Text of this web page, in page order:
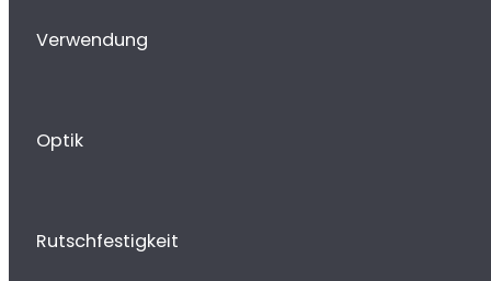
Verwendung
Optik
Rutschfestigkeit